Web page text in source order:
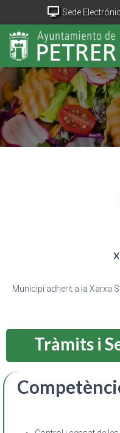
Sede
Portal Transparencia
Municipi adherit a la Xarxa
Tràmits i